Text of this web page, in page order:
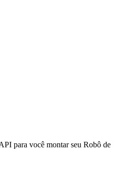
para você montar seu Robô de